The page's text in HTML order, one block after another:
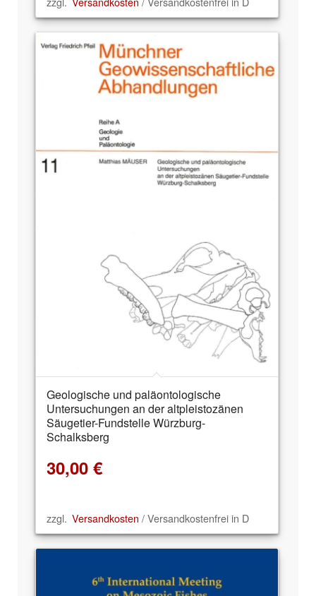
Geologische und paläontologische
Untersuchungen an der altpleistozänen
Säugetier-Fundstelle Würzburg-
Schalksberg
30,00 €
zzgl. Versandkosten / Versandkostenfrei in D